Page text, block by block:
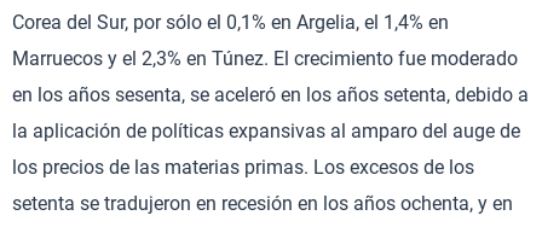
Corea del Sur, por sólo el 0,1% en Argelia, el 1,4% en
Marruecos y el 2,3% en Túnez. El crecimiento fue moderado
en los años sesenta, se aceleró en los años setenta, debido a
la aplicación de políticas expansivas al amparo del auge de
los precios de las materias primas. Los excesos de los
setenta se tradujeron en recesión en los años ochenta, y en